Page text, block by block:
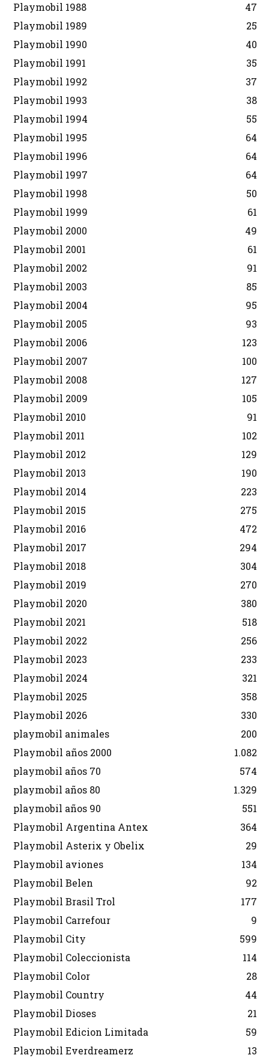
Playmobil 1988
47
Playmobil 1989
25
Playmobil 1990
40
Playmobil 1991
35
Playmobil 1992
37
Playmobil 1993
38
Playmobil 1994
55
Playmobil 1995
64
Playmobil 1996
64
Playmobil 1997
64
Playmobil 1998
50
Playmobil 1999
61
Playmobil 2000
49
Playmobil 2001
61
Playmobil 2002
91
Playmobil 2003
85
Playmobil 2004
95
Playmobil 2005
93
Playmobil 2006
123
Playmobil 2007
100
Playmobil 2008
127
Playmobil 2009
105
Playmobil 2010
91
Playmobil 2011
102
Playmobil 2012
129
Playmobil 2013
190
Playmobil 2014
223
Playmobil 2015
275
Playmobil 2016
472
Playmobil 2017
294
Playmobil 2018
304
Playmobil 2019
270
Playmobil 2020
380
Playmobil 2021
518
Playmobil 2022
256
Playmobil 2023
233
Playmobil 2024
321
Playmobil 2025
358
Playmobil 2026
330
playmobil animales
200
Playmobil años 2000
1.082
playmobil años 70
574
playmobil años 80
1.329
playmobil años 90
551
Playmobil Argentina Antex
364
Playmobil Asterix y Obelix
29
Playmobil aviones
134
Playmobil Belen
92
Playmobil Brasil Trol
177
Playmobil Carrefour
9
Playmobil City
599
Playmobil Coleccionista
114
Playmobil Color
28
Playmobil Country
44
Playmobil Dioses
21
Playmobil Edicion Limitada
59
Playmobil Everdreamerz
13